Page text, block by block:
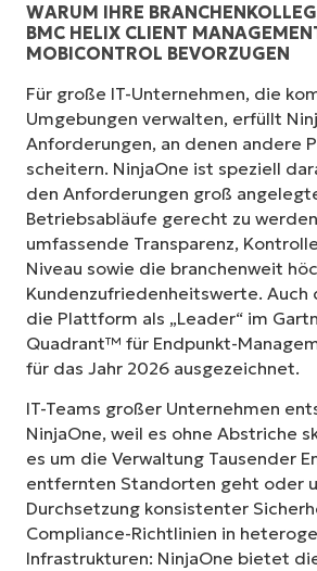
WARUM IHRE
BMC HELIX CLIENT
MOBICONTROL BEVORZUGEN
Für große IT-Unternehmen, die
Umgebungen verwalten, erfüllt
Anforderungen, an denen andere
scheitern. NinjaOne ist speziell
den Anforderungen groß
Betriebsabläufe gerecht zu
umfassende Transparenz,
Niveau sowie die branchenweit
Kundenzufriedenheitswerte. Auch
die Plattform als „Leader“ im
Quadrant™ für Endpunkt-
für das Jahr 2026 ausgezeichnet.
IT-Teams großer Unternehmen
NinjaOne, weil es ohne Abstriche
es um die Verwaltung Tausender
entfernten Standorten geht oder
Durchsetzung konsistenter
Compliance-Richtlinien in
Infrastrukturen: NinjaOne bietet